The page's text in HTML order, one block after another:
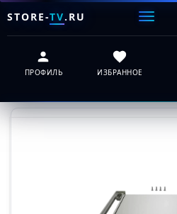
STORE-TV.RU
ПРОФИЛЬ ИЗБРАННОЕ